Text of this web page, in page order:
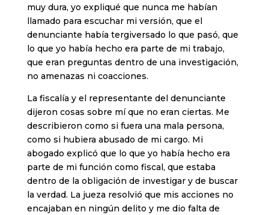
muy dura, yo expliqué que nunca me habían
llamado para escuchar mi versión, que el
denunciante había tergiversado lo que pasó, que
lo que yo había hecho era parte de mi trabajo,
que eran preguntas dentro de una investigación,
no amenazas ni coacciones.
La fiscalía y el representante del denunciante
dijeron cosas sobre mí que no eran ciertas. Me
describieron como si fuera una mala persona,
como si hubiera abusado de mi cargo. Mi
abogado explicó que lo que yo había hecho era
parte de mi función como fiscal, que estaba
dentro de la obligación de investigar y de buscar
la verdad. La jueza resolvió que mis acciones no
encajaban en ningún delito y me dio falta de